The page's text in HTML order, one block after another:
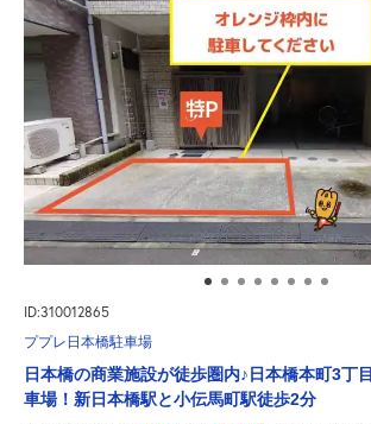
ID:310012865
ププレ日本橋駐車場
日本橋の商業施設が徒歩圏内♪日本橋本町3丁
車場！新日本橋駅と小伝馬町駅徒歩2分